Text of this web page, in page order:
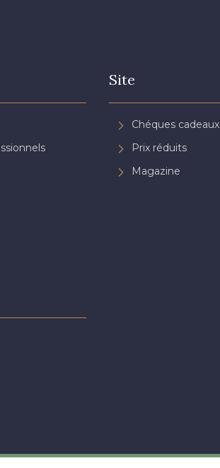
Site
Chéques cadeaux
Prix réduits
Magazine